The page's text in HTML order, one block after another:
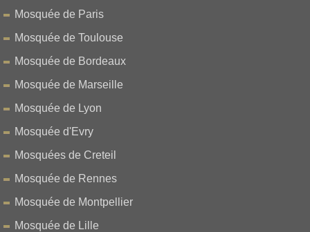
Mosquée de Paris
Mosquée de Toulouse
Mosquée de Bordeaux
Mosquée de Marseille
Mosquée de Lyon
Mosquée d'Evry
Mosquées de Creteil
Mosquée de Rennes
Mosquée de Montpellier
Mosquée de Lille